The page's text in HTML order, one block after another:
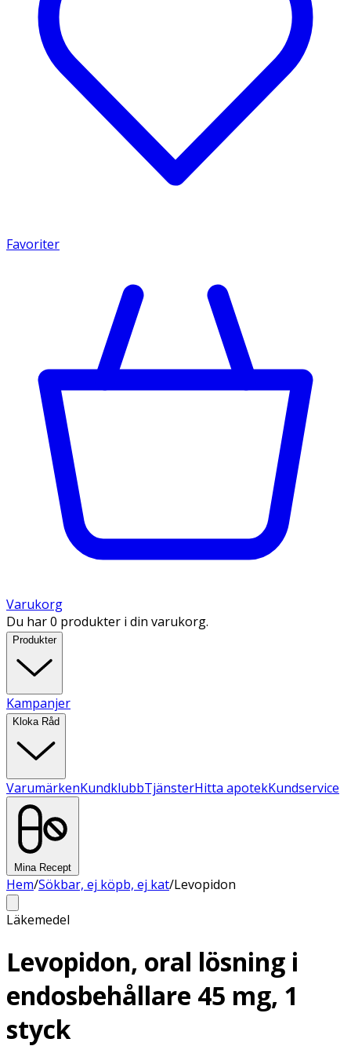
Favoriter
Varukorg
Du har 0 produkter i din varukorg.
Produkter
Kampanjer
Kloka Råd
VarumärkenKundklubbTjänsterHitta apotekKundservice
Mina Recept
Hem/Sökbar, ej köpb, ej kat/Levopidon
Läkemedel
Levopidon, oral lösning i
endosbehållare 45 mg, 1
styck